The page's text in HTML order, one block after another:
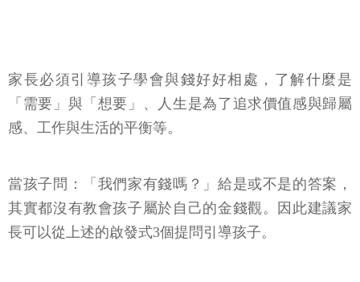
家長必須引導孩子學會與錢好好相處，了解什麼是
「需要」與「想要」、人生是為了追求價值感與歸屬
感、工作與生活的平衡等。
當孩子問：「我們家有錢嗎？」給是或不是的答案，
其實都沒有教會孩子屬於自己的金錢觀。因此建議家
長可以從上述的啟發式3個提問引導孩子。